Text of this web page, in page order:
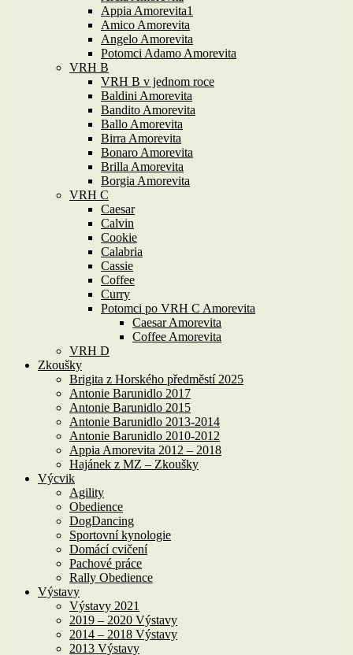
Appia Amorevita1
Amico Amorevita
Angelo Amorevita
Potomci Adamo Amorevita
VRH B
VRH B v jednom roce
Baldini Amorevita
Bandito Amorevita
Ballo Amorevita
Birra Amorevita
Bonaro Amorevita
Brilla Amorevita
Borgia Amorevita
VRH C
Caesar
Calvin
Cookie
Calabria
Cassie
Coffee
Curry
Potomci po VRH C Amorevita
Caesar Amorevita
Coffee Amorevita
VRH D
Zkoušky
Brigita z Horského předměstí 2025
Antonie Barunidlo 2017
Antonie Barunidlo 2015
Antonie Barunidlo 2013-2014
Antonie Barunidlo 2010-2012
Appia Amorevita 2012 – 2018
Hajánek z MZ – Zkoušky
Výcvik
Agility
Obedience
DogDancing
Sportovní kynologie
Domácí cvičení
Pachové práce
Rally Obedience
Výstavy
Výstavy 2021
2019 – 2020 Výstavy
2014 – 2018 Výstavy
2013 Výstavy